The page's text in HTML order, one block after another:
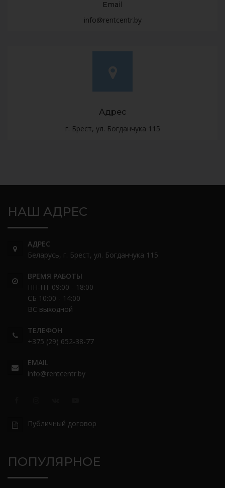
Email
info@rentcentr.by
Адрес
г. Брест, ул. Богданчука 115
НАШ АДРЕС
АДРЕС
Беларусь, г. Брест, ул. Богданчука 115
ВРЕМЯ РАБОТЫ
ПН-ПТ 09:00 - 18:00
СБ 10:00 - 14:00
ВС выходной
ТЕЛЕФОН
+375 (29) 652-38-77
EMAIL
info@rentcentr.by
Публичный договор
ПОПУЛЯРНОЕ